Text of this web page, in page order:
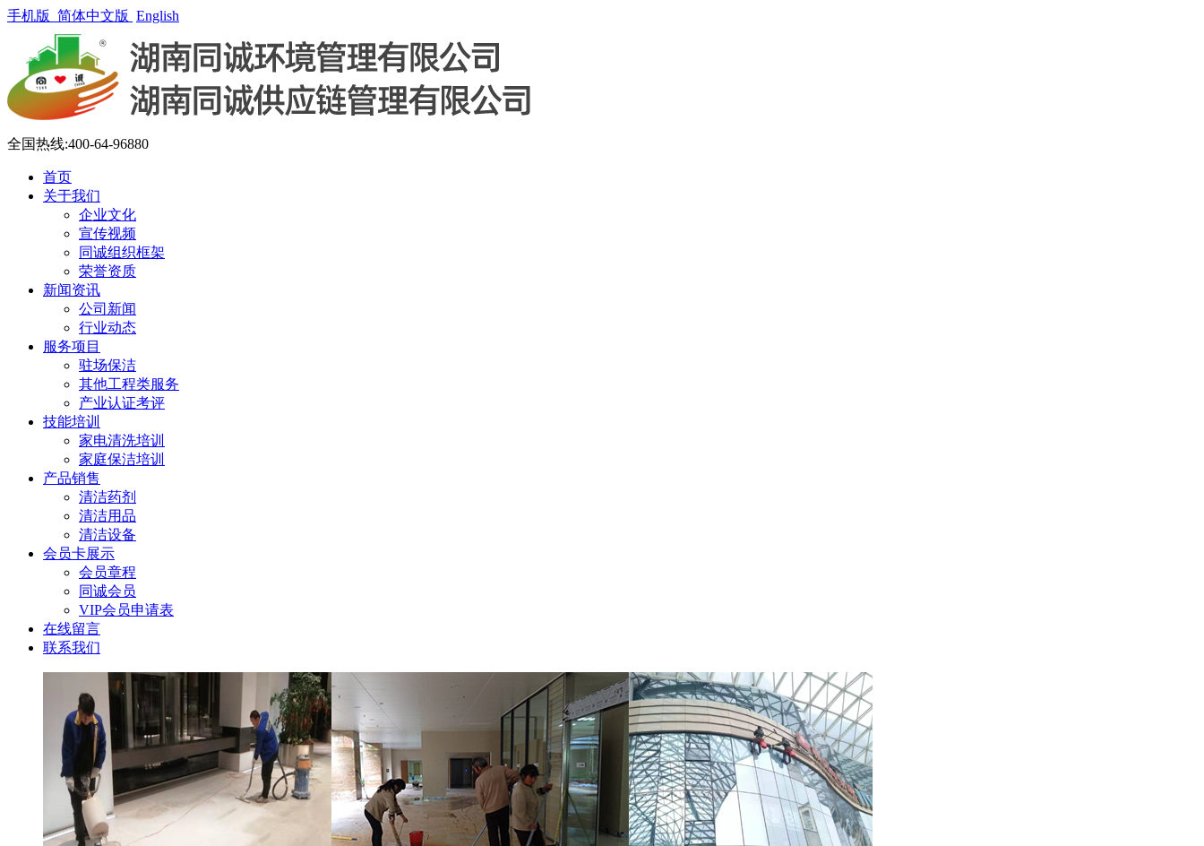
手机版 简体中文版 English
全国热线:400-64-96880
首页
关于我们
企业文化
宣传视频
同诚组织框架
荣誉资质
新闻资讯
公司新闻
行业动态
服务项目
驻场保洁
其他工程类服务
产业认证考评
技能培训
家电清洗培训
家庭保洁培训
产品销售
清洁药剂
清洁用品
清洁设备
会员卡展示
会员章程
同诚会员
VIP会员申请表
在线留言
联系我们